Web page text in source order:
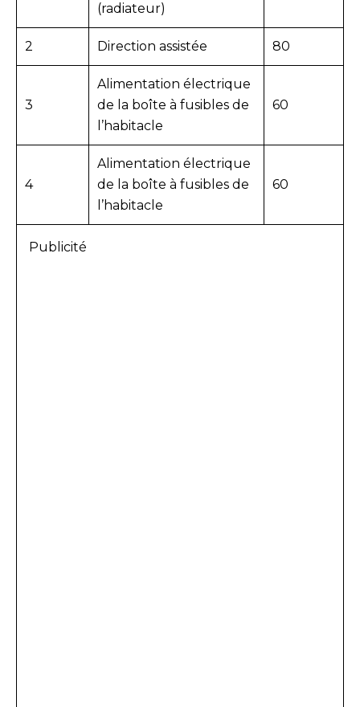
(radiateur)
2 Direction assistée 80
3
Alimentation électrique
de la boîte à fusibles de
l’habitacle
60
4
Alimentation électrique
de la boîte à fusibles de
l’habitacle
60
Publicité